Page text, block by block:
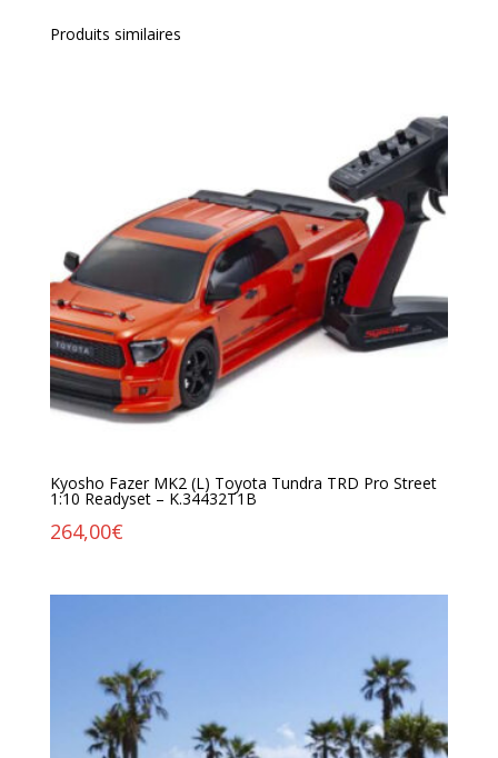
Produits similaires
Kyosho Fazer MK2 (L) Toyota Tundra TRD Pro Street
1:10 Readyset – K.34432T1B
264,00€